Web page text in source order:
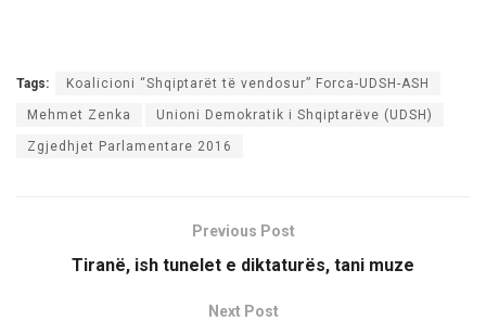
Tags: Koalicioni “Shqiptarët të vendosur” Forca-UDSH-ASH
Mehmet Zenka Unioni Demokratik i Shqiptarëve (UDSH)
Zgjedhjet Parlamentare 2016
Previous Post
Tiranë, ish tunelet e diktaturës, tani muze
Next Post